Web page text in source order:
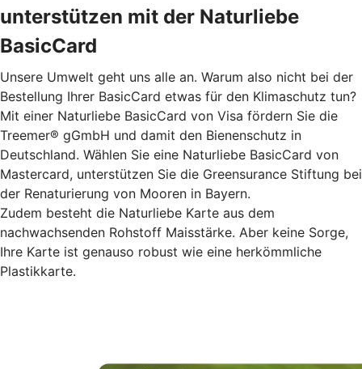
unterstützen mit der Naturliebe
BasicCard
Unsere Umwelt geht uns alle an. Warum also nicht bei der
Bestellung Ihrer BasicCard etwas für den Klimaschutz tun?
Mit einer Naturliebe BasicCard von Visa fördern Sie die
Treemer® gGmbH und damit den Bienenschutz in
Deutschland. Wählen Sie eine Naturliebe BasicCard von
Mastercard, unterstützen Sie die Greensurance Stiftung bei
der Renaturierung von Mooren in Bayern.
Zudem besteht die Naturliebe Karte aus dem
nachwachsenden Rohstoff Maisstärke. Aber keine Sorge,
Ihre Karte ist genauso robust wie eine herkömmliche
Plastikkarte.